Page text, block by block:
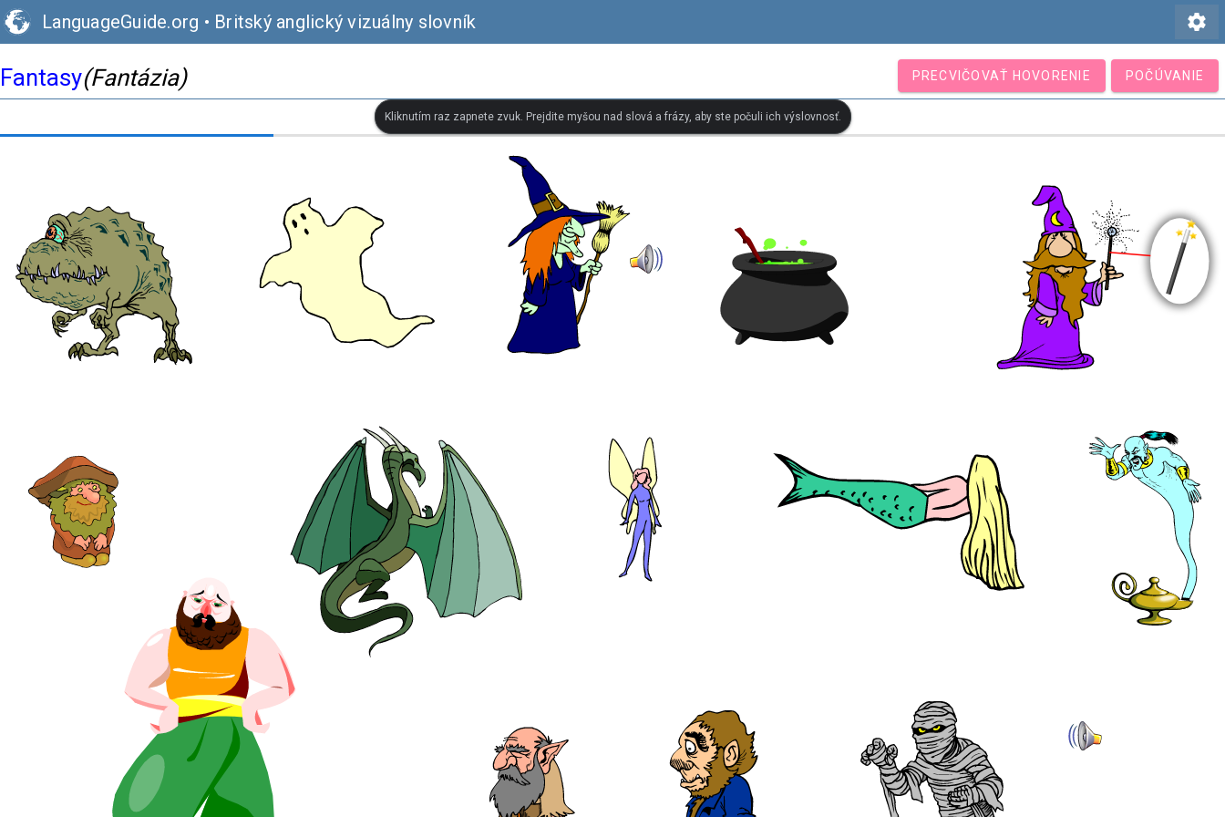
LanguageGuide.org • Britský anglický vizuálny slovník settings
Fantasy(Fantázia) PRECVIČOVAŤ HOVORENIE POČÚVANIE
Kliknutím raz zapnete zvuk. Prejdite myšou nad slová a frázy, aby ste počuli ich výslovnosť.